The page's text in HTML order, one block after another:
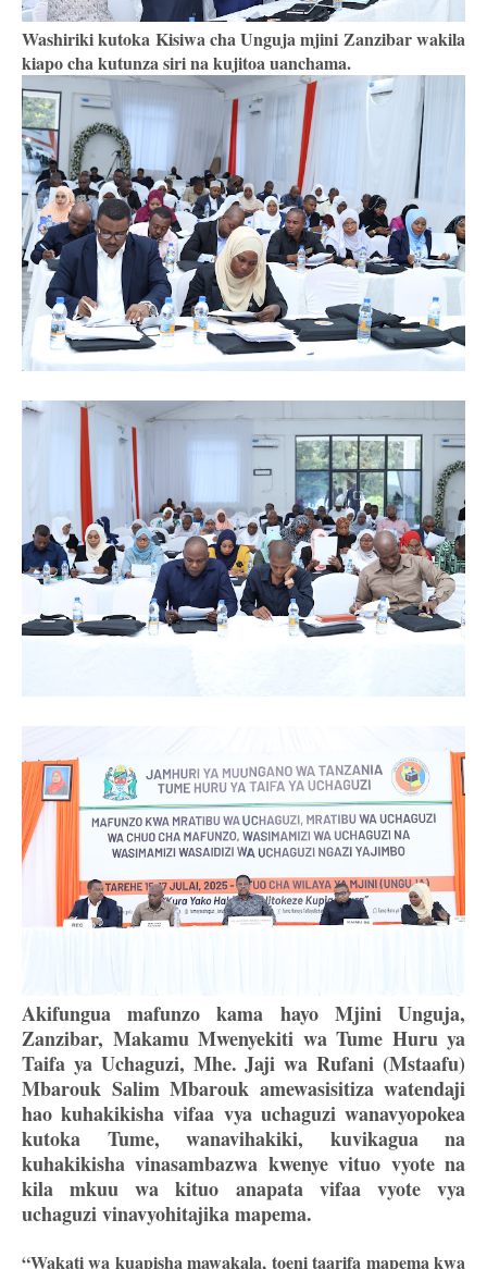
Washiriki kutoka Kisiwa cha Unguja mjini Zanzibar wakila
kiapo cha kutunza siri na kujitoa uanchama.
Akifungua mafunzo kama hayo Mjini Unguja,
Zanzibar, Makamu Mwenyekiti wa Tume Huru ya
Taifa ya Uchaguzi, Mhe. Jaji wa Rufani (Mstaafu)
Mbarouk Salim Mbarouk amewasisitiza watendaji
hao kuhakikisha vifaa vya uchaguzi wanavyopokea
kutoka Tume, wanavihakiki, kuvikagua na
kuhakikisha vinasambazwa kwenye vituo vyote na
kila mkuu wa kituo anapata vifaa vyote vya
uchaguzi vinavyohitajika mapema.
“Wakati wa kuapisha mawakala, toeni taarifa mapema kwa